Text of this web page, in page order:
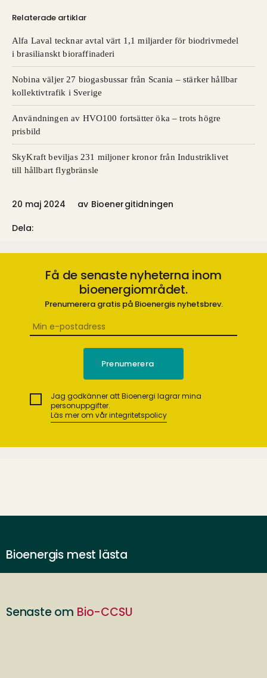
Relaterade artiklar
Alfa Laval tecknar avtal värt 1,1 miljarder för biodrivmedel
i brasilianskt bioraffinaderi
Nobina väljer 27 biogasbussar från Scania – stärker hållbar
kollektivtrafik i Sverige
Användningen av HVO100 fortsätter öka – trots högre
prisbild
SkyKraft beviljas 231 miljoner kronor från Industriklivet
till hållbart flygbränsle
20 maj 2024 av Bioenergitidningen
Dela:
Få de senaste nyheterna inom
bioenergiområdet.
Prenumerera gratis på Bioenergis nyhetsbrev.
Jag godkänner att Bioenergi lagrar mina
personuppgifter.
Läs mer om vår integritetspolicy
Bioenergis mest lästa
Senaste om Bio-CCSU